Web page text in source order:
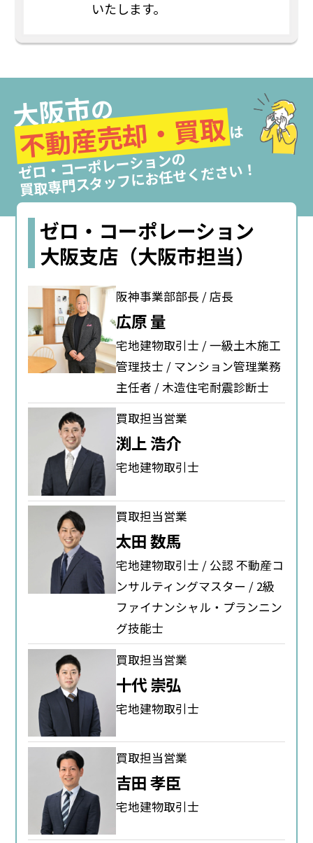
いたします。
大阪市の
不動産売却・買取は
ゼロ・コーポレーションの
買取専門スタッフにお任せください！
ゼロ・コーポレーション
大阪支店（大阪市担当）
阪神事業部部長 / 店長
広原 量
宅地建物取引士 / 一級土木施工
管理技士 / マンション管理業務
主任者 / 木造住宅耐震診断士
買取担当営業
渕上 浩介
宅地建物取引士
買取担当営業
太田 数馬
宅地建物取引士 / 公認 不動産コ
ンサルティングマスター / 2級
ファイナンシャル・プランニン
グ技能士
買取担当営業
十代 崇弘
宅地建物取引士
買取担当営業
吉田 孝臣
宅地建物取引士